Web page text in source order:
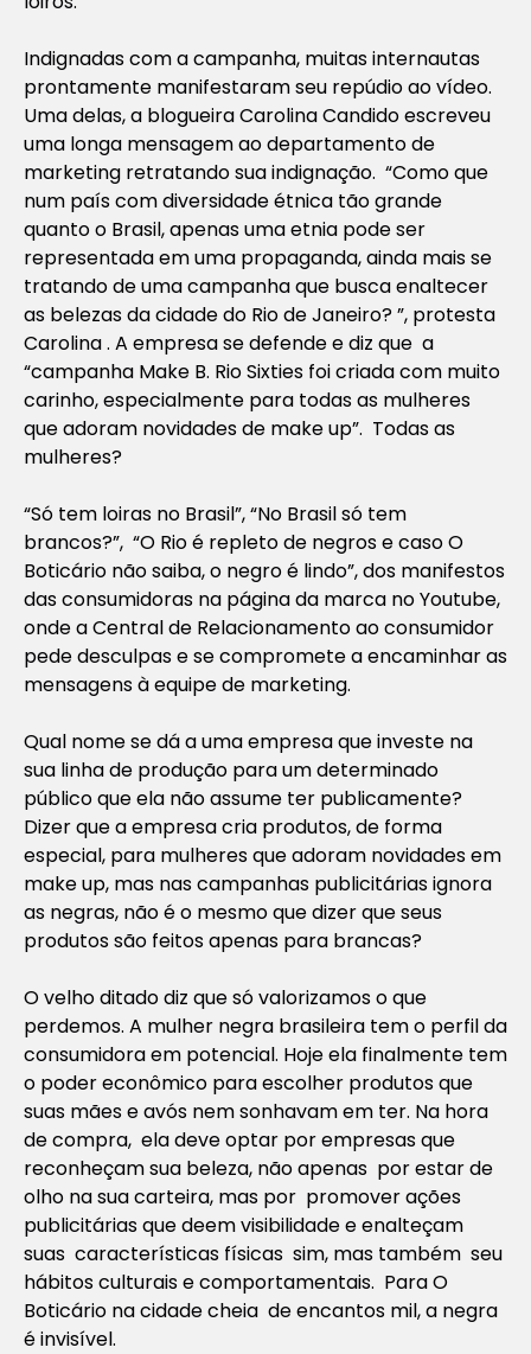
Indignadas com a campanha, muitas internautas
prontamente manifestaram seu repúdio ao vídeo.
Uma delas, a blogueira Carolina Candido escreveu
uma longa mensagem ao departamento de
marketing retratando sua indignação. “Como que
num país com diversidade étnica tão grande
quanto o Brasil, apenas uma etnia pode ser
representada em uma propaganda, ainda mais se
tratando de uma campanha que busca enaltecer
as belezas da cidade do Rio de Janeiro? ”, protesta
Carolina . A empresa se defende e diz que a
“campanha Make B. Rio Sixties foi criada com muito
carinho, especialmente para todas as mulheres
que adoram novidades de make up”. Todas as
mulheres?
“Só tem loiras no Brasil”, “No Brasil só tem
brancos?”, “O Rio é repleto de negros e caso O
Boticário não saiba, o negro é lindo”, dos manifestos
das consumidoras na página da marca no Youtube,
onde a Central de Relacionamento ao consumidor
pede desculpas e se compromete a encaminhar as
mensagens à equipe de marketing.
Qual nome se dá a uma empresa que investe na
sua linha de produção para um determinado
público que ela não assume ter publicamente?
Dizer que a empresa cria produtos, de forma
especial, para mulheres que adoram novidades em
make up, mas nas campanhas publicitárias ignora
as negras, não é o mesmo que dizer que seus
produtos são feitos apenas para brancas?
O velho ditado diz que só valorizamos o que
perdemos. A mulher negra brasileira tem o perfil da
consumidora em potencial. Hoje ela finalmente tem
o poder econômico para escolher produtos que
suas mães e avós nem sonhavam em ter. Na hora
de compra, ela deve optar por empresas que
reconheçam sua beleza, não apenas por estar de
olho na sua carteira, mas por promover ações
publicitárias que deem visibilidade e enalteçam
suas características físicas sim, mas também seu
hábitos culturais e comportamentais. Para O
Boticário na cidade cheia de encantos mil, a negra
é invisível.